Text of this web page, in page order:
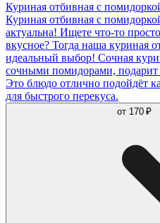
Куриная отбивная с
Куриная отбивная с
актуальна! Ищете что-то
вкусное? Тогда наша куриная
идеальный выбор! Сочная
сочными помидорами, подарит
Это блюдо отлично подойдёт
для быстрого перекуса.
от 170 ₽